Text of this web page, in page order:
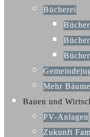
Bücherei
Mehr
Bauen und
PV-Anlagen
Zukunft